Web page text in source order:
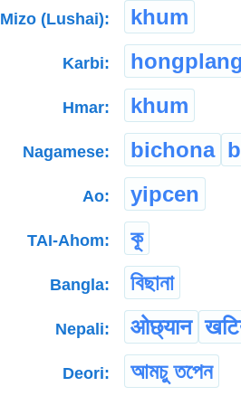
Mizo (Lushai): khum
Karbi: hongplang
Hmar: khum
Nagamese: bichona
Ao: yipcen
TAI-Ahom: কূ
Bangla: বিছানা
Nepali: ओछ्यान
Deori: আমচু তপেন